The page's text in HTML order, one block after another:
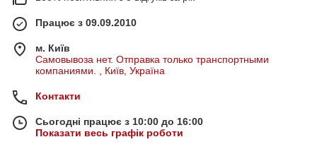
Працює з 09.09.2010
м. Київ
Самовывоза нет. Отправка только транспортными
компаниями. , Київ, Україна
Контакти
Сьогодні працює з 10:00 до 16:00
Показати весь графік роботи